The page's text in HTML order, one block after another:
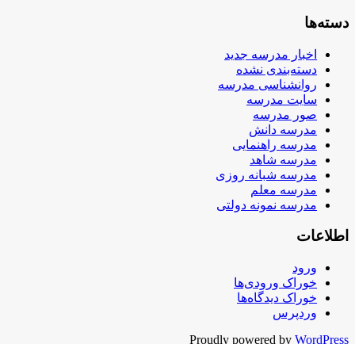
دسته‌ها
اخبار مدرسه جدید
دسته‌بندی نشده
روانشناسی مدرسه
سایت مدرسه
صور مدرسه
مدرسه دانش
مدرسه راهنمایی
مدرسه شاهد
مدرسه شبانه روزی
مدرسه معلم
مدرسه نمونه دولتی
اطلاعات
ورود
خوراک ورودی‌ها
خوراک دیدگاه‌ها
وردپرس
Proudly powered by WordPress